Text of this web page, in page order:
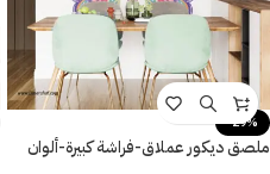
-29%
ملصق ديكور عملاق-فراشة كبيرة-ألوان